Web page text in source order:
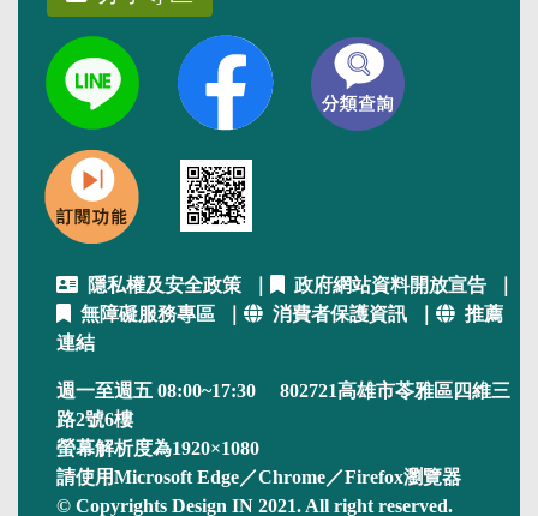
隱私權及安全政策 政府網站資料開放宣告
無障礙服務專區
消費者保護資訊
推薦
連結
週一至週五 08:00~17:30 802721高雄市苓雅區四維三
路2號6樓
螢幕解析度為1920×1080
請使用Microsoft Edge／Chrome／Firefox瀏覽器
© Copyrights Design IN 2021. All right reserved.